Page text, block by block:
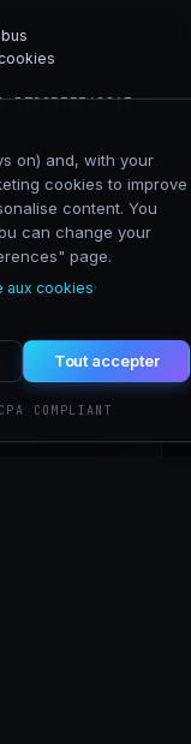
on) and, with your
cookies to improve
content. You
can change your
page.
aux cookies·
Tout accepter
COMPLIANT
qualificato
smart home